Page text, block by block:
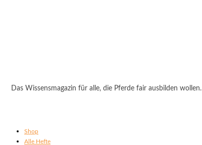
Das Wissensmagazin für alle, die Pferde fair ausbilden wollen.
Shop
Alle Hefte